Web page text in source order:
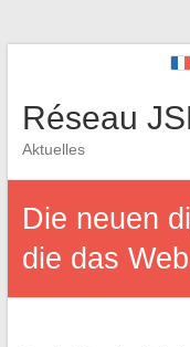
Réseau
Aktuelles
Die neuen
die das